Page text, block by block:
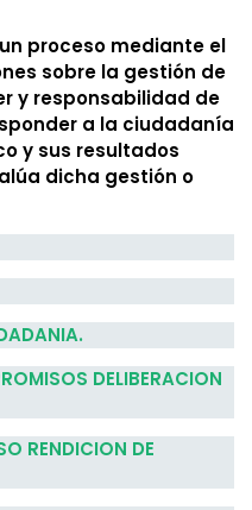
proceso mediante el
sobre la gestión de
y responsabilidad de
a la ciudadanía
y sus resultados
dicha gestión o
DELIBERACION
RENDICION DE